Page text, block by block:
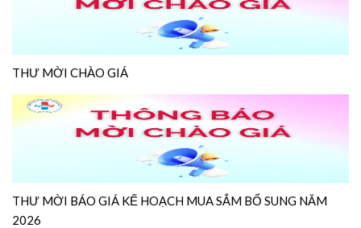
THƯ MỜI CHÀO GIÁ
THƯ MỜI BÁO GIÁ KẾ HOẠCH MUA SẮM BỔ SUNG NĂM
2026